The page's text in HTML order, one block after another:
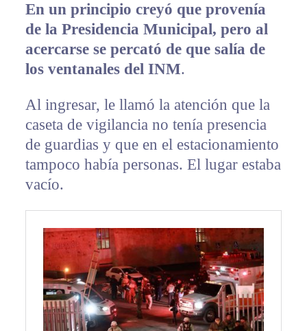
En un principio creyó que provenía
de la Presidencia Municipal, pero al
acercarse se percató de que salía de
los ventanales del INM.
Al ingresar, le llamó la atención que la
caseta de vigilancia no tenía presencia
de guardias y que en el estacionamiento
tampoco había personas. El lugar estaba
vacío.